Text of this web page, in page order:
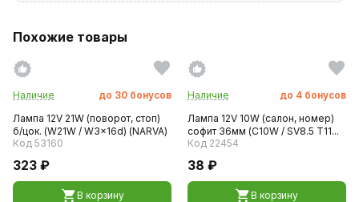
Похожие товары
Наличие до 30 бонусов
Лампа 12V 21W (поворот, стоп)
б/цок. (W21W / W3x16d) (NARVA)
Код 53160
323 ₽
В корзину
Наличие до 4 бонусов
Лампа 12V 10W (салон, номер)
софит 36мм (C10W / SV8.5 T11...
Код 22454
38 ₽
В корзину